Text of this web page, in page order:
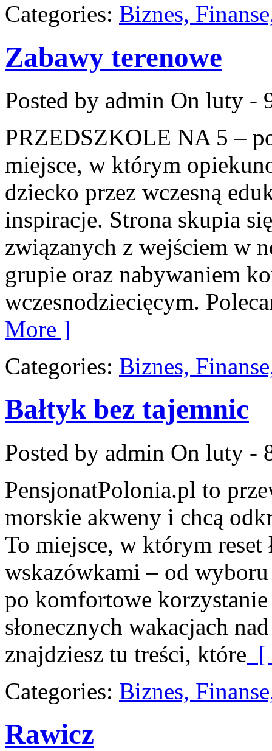
Categories: Biznes,
Zabawy terenowe
Posted by admin On luty -
PRZEDSZKOLE NA 5 –
miejsce, w którym
dziecko przez wczesną
inspiracje. Strona skupia
związanych z wejściem w
grupie oraz nabywaniem
wczesnodziecięcym.
More ]
Categories: Biznes,
Bałtyk bez tajemnic
Posted by admin On luty -
PensjonatPolonia.pl to
morskie akweny i chcą
To miejsce, w którym reset
wskazówkami – od
po komfortowe
słonecznych wakacjach
znajdziesz tu treści, które [
Categories: Biznes,
Rawicz